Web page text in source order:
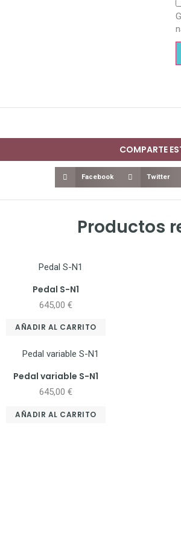
COMPARTE
Facebook Twitter
Productos
Pedal S-N1
645,00 €
AÑADIR AL CARRITO
Pedal variable S-N1
645,00 €
AÑADIR AL CARRITO